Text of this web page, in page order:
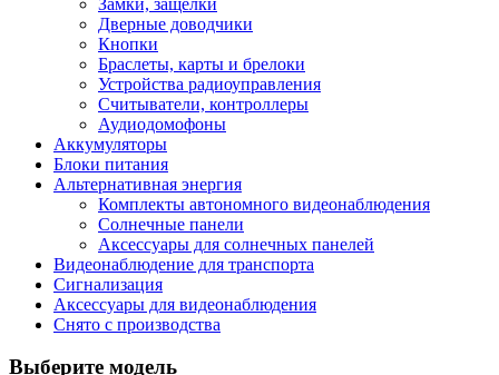
Дверные доводчики
Кнопки
Браслеты, карты и брелоки
Устройства радиоуправления
Считыватели, контроллеры
Аудиодомофоны
Аккумуляторы
Блоки питания
Альтернативная энергия
Комплекты автономного видеонаблюдения
Солнечные панели
Аксессуары для солнечных панелей
Видеонаблюдение для транспорта
Сигнализация
Аксессуары для видеонаблюдения
Снято с производства
Выберите модель